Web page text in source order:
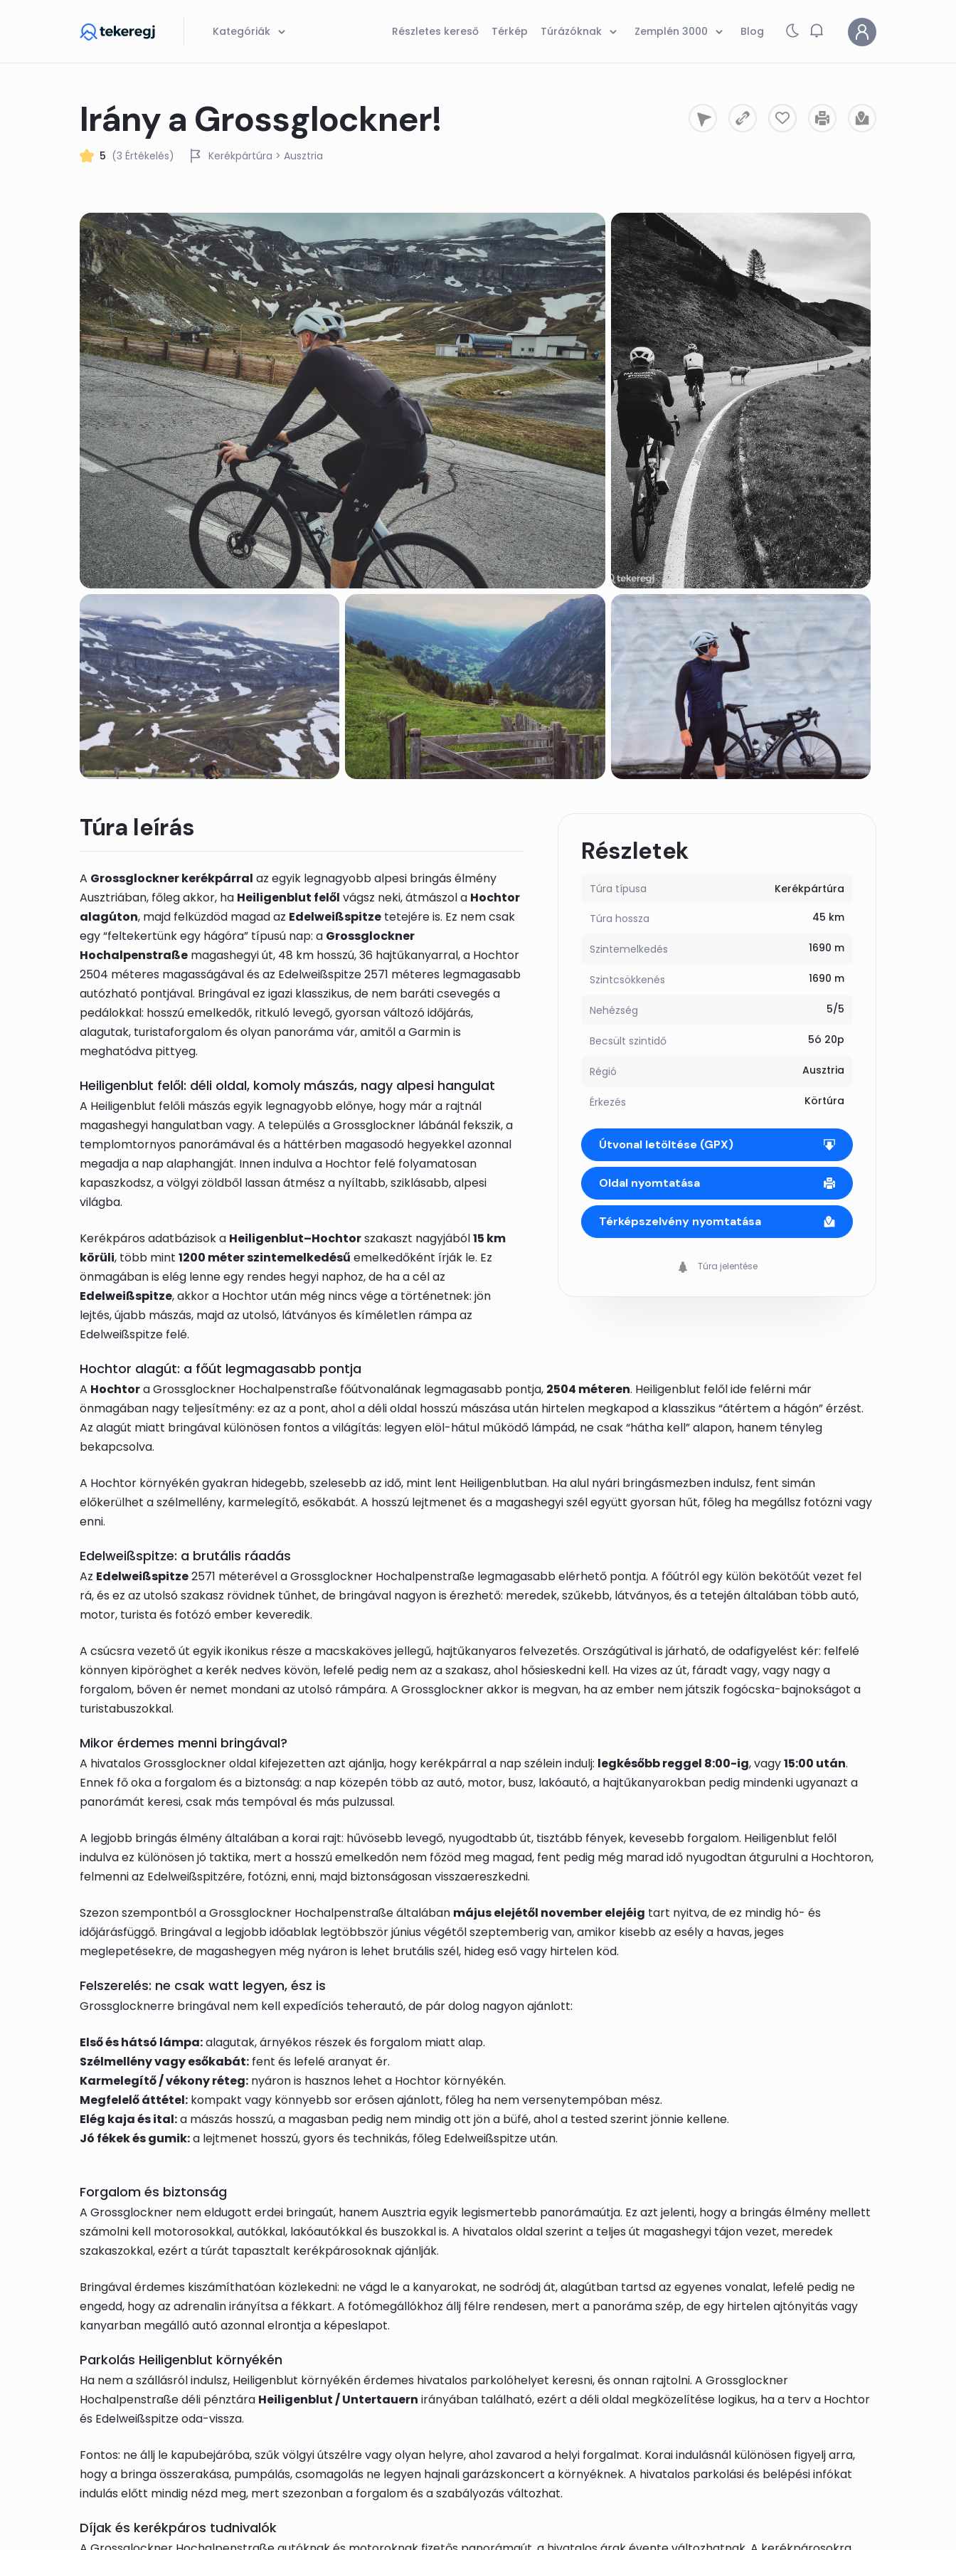
Kategóriák Részletes kereső Térkép Túrázóknak Zemplén 3000 Blog
Irány a Grossglockner!
5 (3 Értékelés) Kerékpártúra > Ausztria
Részletek
Túra típusa Kerékpártúra
Túra hossza 45 km
Szintemelkedés 1690 m
Szintcsökkenés 1690 m
Nehézség 5/5
Becsült szintidő 5ó 20p
Régió Ausztria
Érkezés Körtúra
Útvonal letöltése (GPX)
Oldal nyomtatása
Térképszelvény nyomtatása
Túra jelentése
Túra leírás
A Grossglockner kerékpárral az egyik legnagyobb alpesi bringás élmény
Ausztriában, főleg akkor, ha Heiligenblut felől vágsz neki, átmászol a Hochtor
alagúton, majd felküzdöd magad az Edelweißspitze tetejére is. Ez nem csak
egy “feltekertünk egy hágóra” típusú nap: a Grossglockner
Hochalpenstraße magashegyi út, 48 km hosszú, 36 hajtűkanyarral, a Hochtor
2504 méteres magasságával és az Edelweißspitze 2571 méteres legmagasabb
autózható pontjával. Bringával ez igazi klasszikus, de nem baráti csevegés a
pedálokkal: hosszú emelkedők, ritkuló levegő, gyorsan változó időjárás,
alagutak, turistaforgalom és olyan panoráma vár, amitől a Garmin is
meghatódva pittyeg.
Heiligenblut felől: déli oldal, komoly mászás, nagy alpesi hangulat
A Heiligenblut felőli mászás egyik legnagyobb előnye, hogy már a rajtnál
magashegyi hangulatban vagy. A település a Grossglockner lábánál fekszik, a
templomtornyos panorámával és a háttérben magasodó hegyekkel azonnal
megadja a nap alaphangját. Innen indulva a Hochtor felé folyamatosan
kapaszkodsz, a völgyi zöldből lassan átmész a nyíltabb, sziklásabb, alpesi
világba.
Kerékpáros adatbázisok a Heiligenblut–Hochtorszakaszt nagyjából15 km
körüli, több mint 1200 méter szintemelkedésű emelkedőként írják le. Ez
önmagában is elég lenne egy rendes hegyi naphoz, de ha a cél az
Edelweißspitze, akkor a Hochtor után még nincs vége a történetnek: jön
lejtés, újabb mászás, majd az utolsó, látványos és kíméletlen rámpa az
Edelweißspitze felé.
Hochtor alagút: a főút legmagasabb pontja
A Hochtora Grossglockner Hochalpenstraße főútvonalának legmagasabb pontja, 2504 méteren. Heiligenblut felől ide felérni már
önmagában nagy teljesítmény: ez az a pont, ahol a déli oldal hosszú mászása után hirtelen megkapod a klasszikus “átértem a hágón” érzést.
Az alagút miatt bringával különösen fontos a világítás: legyen elöl-hátul működő lámpád, ne csak “hátha kell” alapon, hanem tényleg
bekapcsolva.
A Hochtor környékén gyakran hidegebb, szelesebb az idő, mint lent Heiligenblutban. Ha alul nyári bringásmezben indulsz, fent simán
előkerülhet a szélmellény, karmelegítő, esőkabát. A hosszú lejtmenet és a magashegyi szél együtt gyorsan hűt, főleg ha megállsz fotózni vagy
enni.
Edelweißspitze: a brutális ráadás
Az Edelweißspitze2571 méterével a Grossglockner Hochalpenstraße legmagasabb elérhető pontja. A főútról egy külön bekötőút vezet fel
rá, és ez az utolsó szakasz rövidnek tűnhet, de bringával nagyon is érezhető: meredek, szűkebb, látványos, és a tetején általában több autó,
motor, turista és fotózó ember keveredik.
A csúcsra vezető út egyik ikonikus része a macskaköves jellegű, hajtűkanyaros felvezetés. Országútival is járható, de odafigyelést kér: felfelé
könnyen kipöröghet a kerék nedves kövön, lefelé pedig nem az a szakasz, ahol hősieskedni kell. Ha vizes az út, fáradt vagy, vagy nagy a
forgalom, bőven ér nemet mondani az utolsó rámpára. A Grossglockner akkor is megvan, ha az ember nem játszik fogócska-bajnokságot a
turistabuszokkal.
Mikor érdemes menni bringával?
A hivatalos Grossglockner oldal kifejezetten azt ajánlja, hogy kerékpárral a nap szélein indulj: legkésőbb reggel 8:00-ig, vagy15:00 után.
Ennek fő oka a forgalom és a biztonság: a nap közepén több az autó, motor, busz, lakóautó, a hajtűkanyarokban pedig mindenki ugyanazt a
panorámát keresi, csak más tempóval és más pulzussal.
A legjobb bringás élmény általában a korai rajt: hűvösebb levegő, nyugodtabb út, tisztább fények, kevesebb forgalom. Heiligenblut felől
indulva ez különösen jó taktika, mert a hosszú emelkedőn nem főzöd meg magad, fent pedig még marad idő nyugodtan átgurulni a Hochtoron,
felmenni az Edelweißspitzére, fotózni, enni, majd biztonságosan visszaereszkedni.
Szezon szempontból a Grossglockner Hochalpenstraße általában május elejétől november elejéig tart nyitva, de ez mindig hó- és
időjárásfüggő. Bringával a legjobb időablak legtöbbször június végétől szeptemberig van, amikor kisebb az esély a havas, jeges
meglepetésekre, de magashegyen még nyáron is lehet brutális szél, hideg eső vagy hirtelen köd.
Felszerelés: ne csak watt legyen, ész is
Grossglocknerre bringával nem kell expedíciós teherautó, de pár dolog nagyon ajánlott:
Első és hátsó lámpa:alagutak, árnyékos részek és forgalom miatt alap.
Szélmellény vagy esőkabát: fent és lefelé aranyat ér.
Karmelegítő / vékony réteg: nyáron is hasznos lehet a Hochtor környékén.
Megfelelő áttétel: kompakt vagy könnyebb sor erősen ajánlott, főleg ha nem versenytempóban mész.
Elég kaja és ital:a mászás hosszú, a magasban pedig nem mindig ott jön a büfé, ahol a tested szerint jönnie kellene.
Jó fékek és gumik:a lejtmenet hosszú, gyors és technikás, főleg Edelweißspitze után.
Forgalom és biztonság
A Grossglockner nem eldugott erdei bringaút, hanem Ausztria egyik legismertebb panorámaútja. Ez azt jelenti, hogy a bringás élmény mellett
számolni kell motorosokkal, autókkal, lakóautókkal és buszokkal is. A hivatalos oldal szerint a teljes út magashegyi tájon vezet, meredek
szakaszokkal, ezért a túrát tapasztalt kerékpárosoknak ajánlják.
Bringával érdemes kiszámíthatóan közlekedni: ne vágd le a kanyarokat, ne sodródj át, alagútban tartsd az egyenes vonalat, lefelé pedig ne
engedd, hogy az adrenalin irányítsa a fékkart. A fotómegállókhoz állj félre rendesen, mert a panoráma szép, de egy hirtelen ajtónyitás vagy
kanyarban megálló autó azonnal elrontja a képeslapot.
Parkolás Heiligenblut környékén
Ha nem a szállásról indulsz, Heiligenblut környékén érdemes hivatalos parkolóhelyet keresni, és onnan rajtolni. A Grossglockner
Hochalpenstraße déli pénztára Heiligenblut / Untertauern irányában található, ezért a déli oldal megközelítése logikus, ha a terv a Hochtor
és Edelweißspitze oda-vissza.
Fontos: ne állj le kapubejáróba, szűk völgyi útszélre vagy olyan helyre, ahol zavarod a helyi forgalmat. Korai indulásnál különösen figyelj arra,
hogy a bringa összerakása, pumpálás, csomagolás ne legyen hajnali garázskoncert a környéknek. A hivatalos parkolási és belépési infókat
indulás előtt mindig nézd meg, mert szezonban a forgalom és a szabályozás változhat.
Díjak és kerékpáros tudnivalók